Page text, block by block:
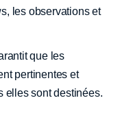
les observations et
que les
pertinentes et
elles sont destinées.